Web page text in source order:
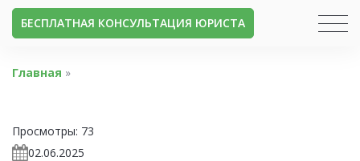
БЕСПЛАТНАЯ КОНСУЛЬТАЦИЯ ЮРИСТА
Главная »
Просмотры: 73
02.06.2025